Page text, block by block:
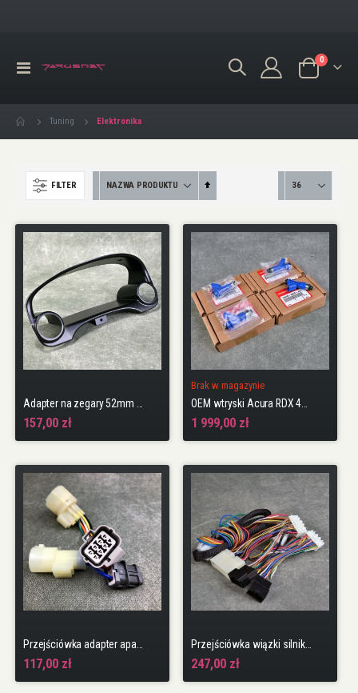
Przełącznik
Koszyk
0produkty/
Tuning Elektronika
FILTER
Ustaw
kierunek
157,00 zł
Brak w magazynie
1 999,00 zł
117,00 zł
Przejściówka wiązki silnika OBD0 na OBD1
247,00 zł